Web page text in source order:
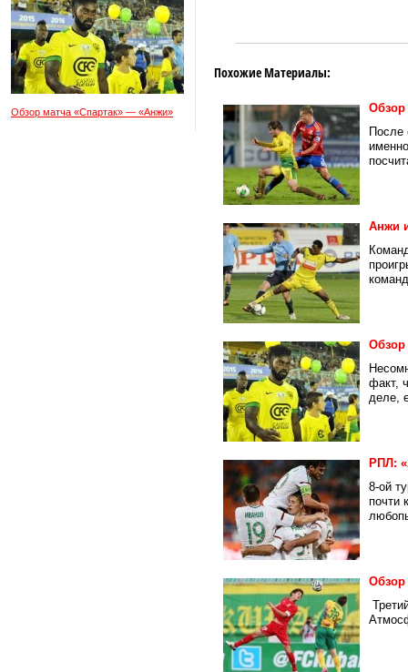
Обзор матча «Спартак» — «Анжи»
Похожие Материалы:
Обзор
После
Анжи
Обзор
факт,
деле,
РПЛ:
8-ой
почти